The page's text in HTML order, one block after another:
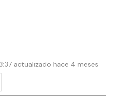
actualizado hace 4 meses